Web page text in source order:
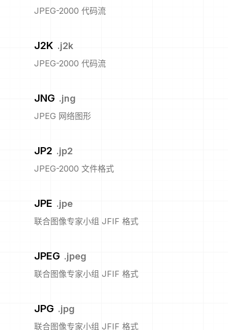
JPEG-2000 代码流
J2K .j2k
JPEG-2000 代码流
JNG .jng
JPEG 网络图形
JP2 .jp2
JPEG-2000 文件格式
JPE .jpe
联合图像专家小组 JFIF 格式
JPEG .jpeg
联合图像专家小组 JFIF 格式
JPG .jpg
联合图像专家小组 JFIF 格式